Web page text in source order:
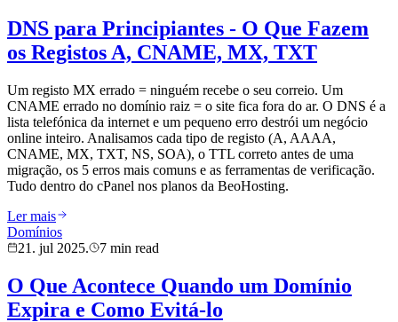
DNS para Principiantes - O Que Fazem
os Registos A, CNAME, MX, TXT
Um registo MX errado = ninguém recebe o seu correio. Um
CNAME errado no domínio raiz = o site fica fora do ar. O DNS é a
lista telefónica da internet e um pequeno erro destrói um negócio
online inteiro. Analisamos cada tipo de registo (A, AAAA,
CNAME, MX, TXT, NS, SOA), o TTL correto antes de uma
migração, os 5 erros mais comuns e as ferramentas de verificação.
Tudo dentro do cPanel nos planos da BeoHosting.
Ler mais
Domínios
21. jul 2025.
7 min read
O Que Acontece Quando um Domínio
Expira e Como Evitá-lo